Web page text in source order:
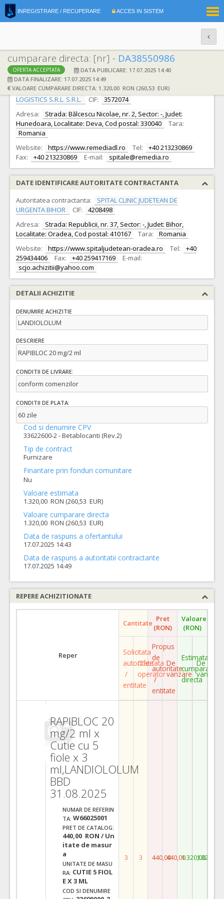
INREGISTRARE / RECUPERARE ACCES IN SISTEM
cumparare directa: [nr] - DA38550986
OFERTA ACCEPTATA
DATA PUBLICARE: 17.07.2025 14:40
DATA FINALIZARE: 17.07.2025 14:49
VALOARE CUMPARARE DIRECTA: 1.320,00 RON (260,53 EUR)
DATE IDENTIFICARE OFERTANT
Ofertant: S.C. FARMACEUTICA REMEDIA DISTRIBUTION &
LOGISTICS S.R.L. S.R.L.
CIF:
3572074
Adresa:
Strada: Bălcescu Nicolae, nr. 2, Sector: -, Judet:
Hunedoara, Localitate: Deva, Cod postal: 330040
Tara:
Romania
Website:
https://www.remediadl.ro Tel:
+40 213230869
Fax:
+40 213230869 E-mail: spitale@remedia.ro
DATE IDENTIFICARE AUTORITATE CONTRACTANTA
Autoritatea contractanta:
SPITAL CLINIC JUDETEAN DE
URGENTA BIHOR
CIF:
4208498
Adresa:
Strada: Republicii, nr. 37, Sector: -, Judet: Bihor,
Localitate: Oradea, Cod postal: 410167
Tara:
Romania
Website:
https://www.spitaljudetean-oradea.ro Tel:
+40
259434406
Fax: +40 259417169
E-mail:
scjo.achizitii@yahoo.com
DETALII ACHIZITIE
DENUMIRE ACHIZITIE
LANDIOLOLUM
DESCRIERE
RAPIBLOC 20 mg/2 ml
CONDITII DE LIVRARE:
conform comenzilor
CONDITII DE PLATA:
60 zile
Cod si denumire CPV
33622600-2 - Betablocanti (Rev.2)
Tip de contract
Furnizare
Finantare prin fonduri comunitare
Nu
Valoare estimata
1.320,00 RON (260,53 EUR)
Valoare cumparare directa
1.320,00 RON (260,53 EUR)
Data de raspuns a ofertantului
17.07.2025 14:43
Data de raspuns a autoritatii contractante
17.07.2025 14:49
REPERE ACHIZITIONATE
Reper
Cantitate Pret
(RON)
Valoare
(RON)
Solicitata
autoritate
/
entitate
Ofertata
operator
Propus
de
autoritate
/
entitate
De
vanzare
Estimata
cumparare
directa
De
vanzare
RAPIBLOC 20
mg/2 ml x
Cutie cu 5
fiole x 3
ml,LANDIOLOLUM
BBD
31.08.2025
NUMAR DE REFERIN
TA: W66025001
PRET DE CATALOG:
440,00 RON / Un
itate de masur
a
UNITATE DE MASU
RA: CUTIE 5 FIOL
E X 3 ML
COD SI DENUMIRE
3 3 440,00440,001.320,001.320,00